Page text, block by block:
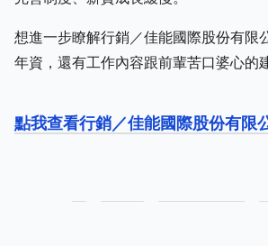
想進一步瞭解行銷／佳能國際股份有限
年資，還有工作內容跟前輩苦口婆心的
點我查看行銷／佳能國際股份有限